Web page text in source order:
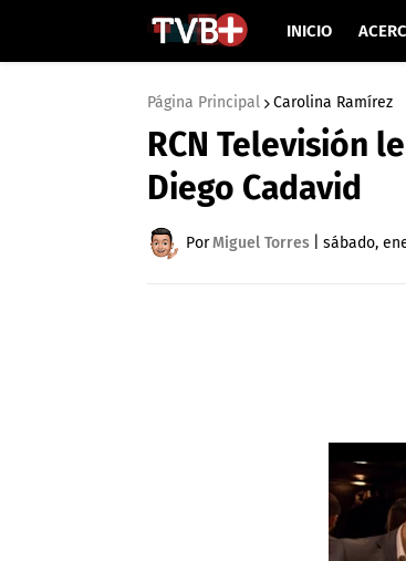
INICIO
Página Principal Carolina Ramírez
RCN Televisión
Diego Cadavid
PorMiguel Torres sábado,